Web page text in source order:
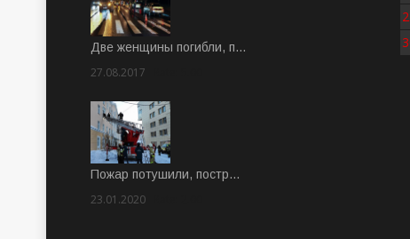
Две женщины погибли, п…
27.08.2017
Пожар потушили, постр…
23.01.2020